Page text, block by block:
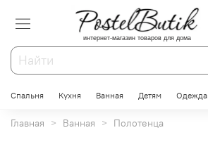
интернет-магазин товаров для дома
Спальня Кухня Ванная Детям Одежда
Главная Ванная Полотенца